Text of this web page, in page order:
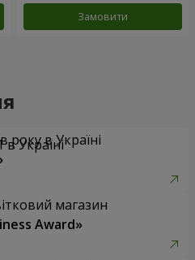
Замовити
року в Україні
магазин
Award»